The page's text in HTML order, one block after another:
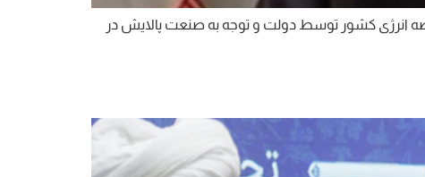
انرژی کشور توسط دولت و توجه به صنعت پالایش در